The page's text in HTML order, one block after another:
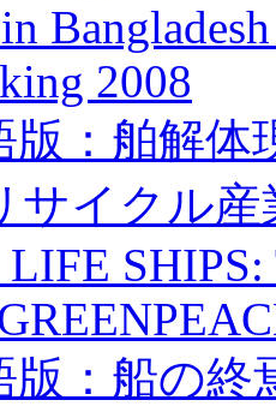
2008
版：舶解
サイクル産
LIFE
版：船の